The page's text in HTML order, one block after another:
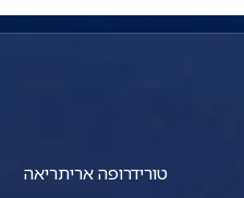
טורידרופה אריתריאה